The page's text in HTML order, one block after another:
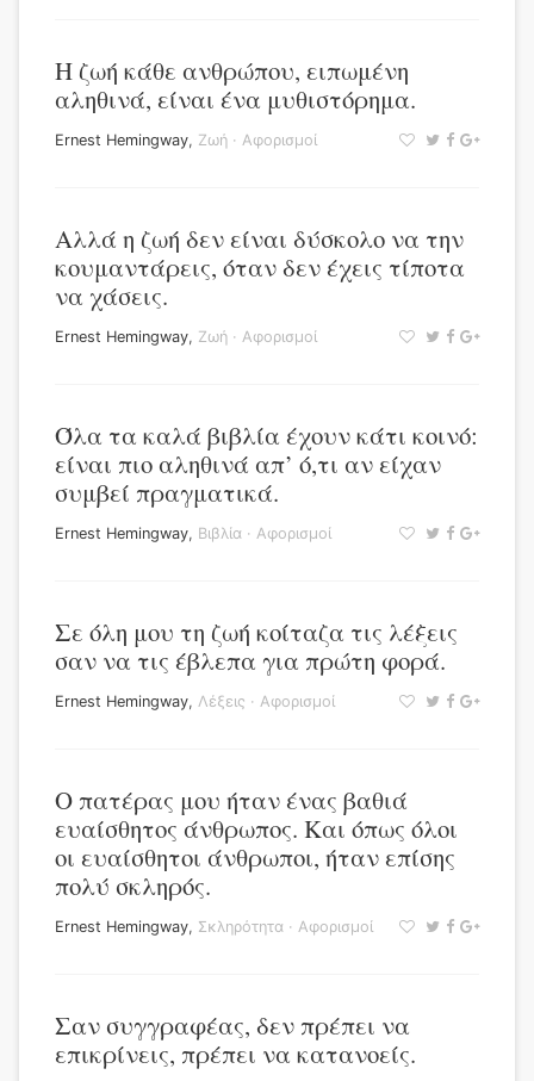
Η ζωή κάθε ανθρώπου, ειπωμένη
αληθινά, είναι ένα μυθιστόρημα.
Ernest Hemingway, Ζωή · Αφορισμοί
Αλλά η ζωή δεν είναι δύσκολο να την
κουμαντάρεις, όταν δεν έχεις τίποτα
να χάσεις.
Ernest Hemingway, Ζωή · Αφορισμοί
Όλα τα καλά βιβλία έχουν κάτι κοινό:
είναι πιο αληθινά απ’ ό,τι αν είχαν
συμβεί πραγματικά.
Ernest Hemingway, Βιβλία · Αφορισμοί
Σε όλη μου τη ζωή κοίταζα τις λέξεις
σαν να τις έβλεπα για πρώτη φορά.
Ernest Hemingway, Λέξεις · Αφορισμοί
Ο πατέρας μου ήταν ένας βαθιά
ευαίσθητος άνθρωπος. Και όπως όλοι
οι ευαίσθητοι άνθρωποι, ήταν επίσης
πολύ σκληρός.
Ernest Hemingway, Σκληρότητα · Αφορισμοί
Σαν συγγραφέας, δεν πρέπει να
επικρίνεις, πρέπει να κατανοείς.